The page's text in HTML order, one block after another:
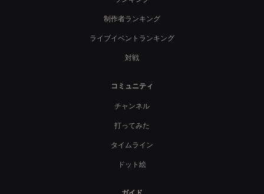
制作者ランキング
ライブイベントランキング
対戦
コミュニティ
チャンネル
打ってみた
タイムライン
ドット絵